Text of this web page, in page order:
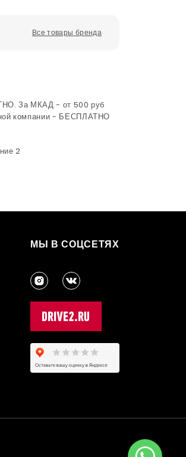
Все товары бренда
За МКАД - от 500 руб
компании - БЕСПЛАТНО
2
МЫ В СОЦСЕТЯХ